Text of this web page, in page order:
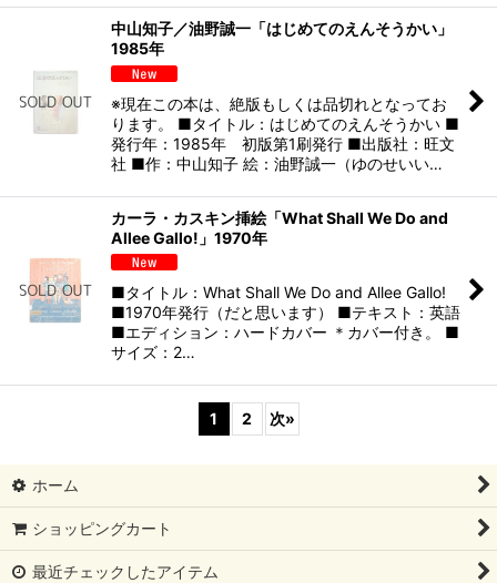
中山知子／油野誠一「はじめてのえんそうかい」
1985年
※現在この本は、絶版もしくは品切れとなってお
ります。 ■タイトル：はじめてのえんそうかい ■
発行年：1985年 初版第1刷発行 ■出版社：旺文
社 ■作：中山知子 絵：油野誠一（ゆのせいい…
カーラ・カスキン挿絵「What Shall We Do and
Allee Gallo!」1970年
■タイトル：What Shall We Do and Allee Gallo!
■1970年発行（だと思います） ■テキスト：英語
■エディション：ハードカバー ＊カバー付き。 ■
サイズ：2…
1 2 次»
ホーム
ショッピングカート
最近チェックしたアイテム